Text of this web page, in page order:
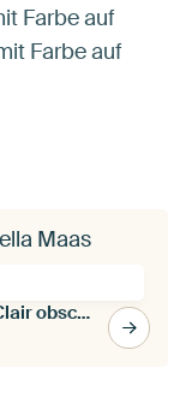
Farbe auf
Farbe auf
Maas
Blumenmalerei, rot und gelb. Clair obscur.